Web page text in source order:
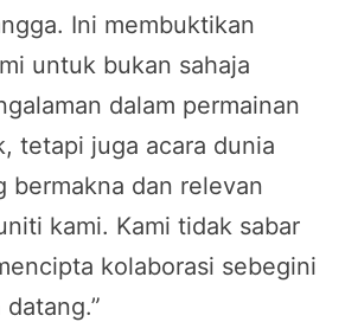
Ini membuktikan
untuk bukan sahaja
dalam permainan
tetapi juga acara dunia
bermakna dan relevan
kami. Kami tidak sabar
kolaborasi sebegini